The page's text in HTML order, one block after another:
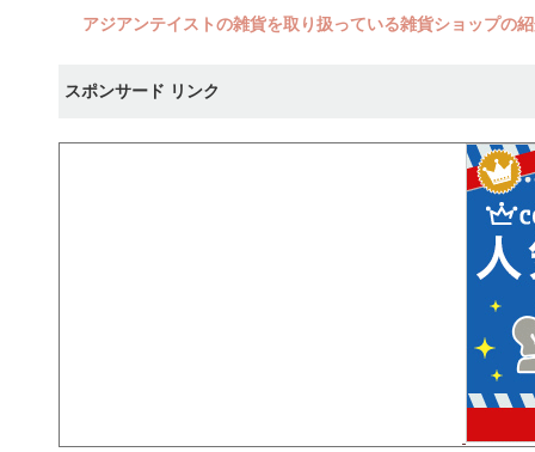
アジアンテイストの雑貨を取り扱っている雑貨ショップの
スポンサード リンク